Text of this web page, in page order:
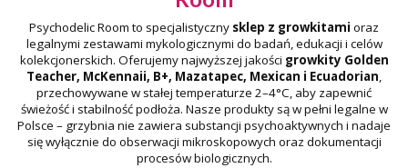
Psychodelic Room to specjalistyczny sklep z growkitami oraz
legalnymi zestawami mykologicznymi do badań, edukacji i celów
kolekcjonerskich. Oferujemy najwyższej jakości growkity Golden
Teacher, McKennaii, B+, Mazatapec, Mexican i Ecuadorian,
przechowywane w stałej temperaturze 2–4°C, aby zapewnić
świeżość i stabilność podłoża. Nasze produkty są w pełni legalne w
Polsce – grzybnia nie zawiera substancji psychoaktywnych i nadaje
się wyłącznie do obserwacji mikroskopowych oraz dokumentacji
procesów biologicznych.